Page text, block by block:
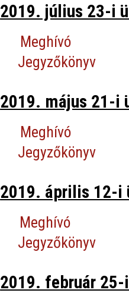
2019. július 23-i
Meghívó
Jegyzőkönyv
2019. május 21-i
Meghívó
Jegyzőkönyv
2019. április 12-i
Meghívó
Jegyzőkönyv
2019. február